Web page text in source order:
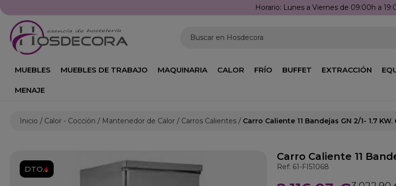
Horario: Lunes a Viernes de 09:00h a
Buscar en Hosdecora
MUEBLES MUEBLES DE TRABAJO MAQUINARIA CALOR FRÍO BUFFET EXTRACCIÓN
MENAJE
Inicio Calor - Cocción Mantenedor de Calor Carros Calientes Carro Caliente 11 Bandejas GN 2/1- 1.7 KW.
DTO.
Carro Caliente 11
Ref: 61-FI51068